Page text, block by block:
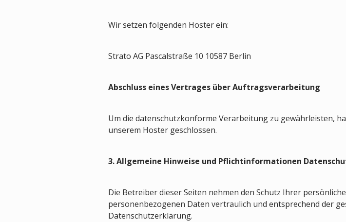
Wir setzen folgenden Hoster ein:
Strato AG Pascalstraße 10 10587 Berlin
Abschluss eines Vertrages über Auftragsverarbeitung
Um die datenschutzkonforme Verarbeitung zu gewährleisten,
unserem Hoster geschlossen.
3. Allgemeine Hinweise und Pflichtinformationen
Die Betreiber dieser Seiten nehmen den Schutz Ihrer
personenbezogenen Daten vertraulich und entsprechend der
Datenschutzerklärung.